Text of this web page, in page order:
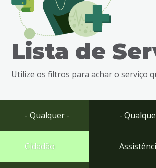
busca
Ir
rodapé
Lista de
Utilize os filtros para achar o serviço
- Qualquer -
Cidadão
-